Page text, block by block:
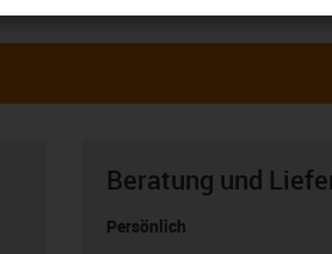
Beratung und
Persönlich